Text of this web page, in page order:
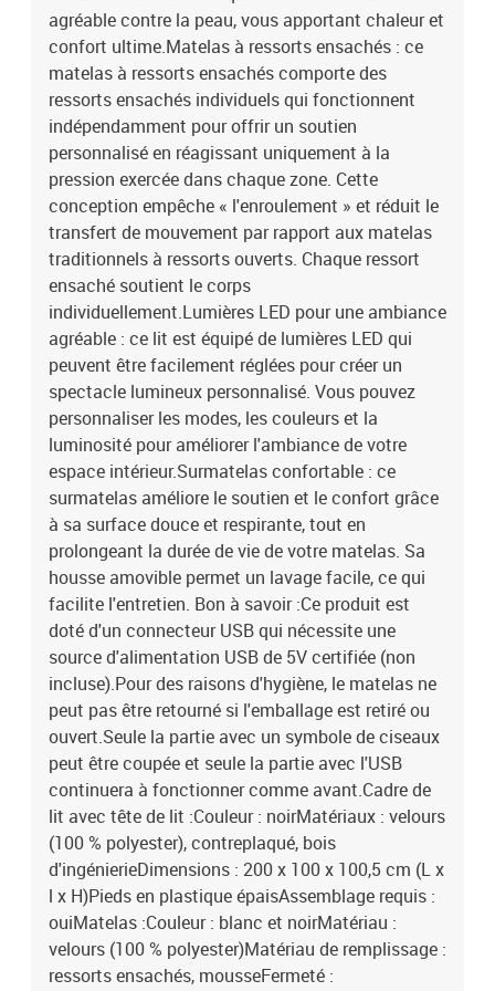
200 x 5 cm (l x L x H)Housse amovible et lavableBande LED
:Longueur : 55 cmTension : c.c. 5 VLongueur du câble USB : 150
cmLongueur du câble d'alimentation : 30 cmIndice IP : IP65Avec
symbole de coupe à ciseauxLa livraison contient :1 x cadre de lit1
x tête de lit1 x matelas1 x surmatelas1 x Bande LED
agréable contre la peau, vous apportant chaleur et
confort ultime.Matelas à ressorts ensachés : ce
matelas à ressorts ensachés comporte des
ressorts ensachés individuels qui fonctionnent
indépendamment pour offrir un soutien
personnalisé en réagissant uniquement à la
pression exercée dans chaque zone. Cette
conception empêche « l'enroulement » et réduit le
transfert de mouvement par rapport aux matelas
traditionnels à ressorts ouverts. Chaque ressort
ensaché soutient le corps
individuellement.Lumières LED pour une ambiance
agréable : ce lit est équipé de lumières LED qui
peuvent être facilement réglées pour créer un
spectacle lumineux personnalisé. Vous pouvez
personnaliser les modes, les couleurs et la
luminosité pour améliorer l'ambiance de votre
espace intérieur.Surmatelas confortable : ce
surmatelas améliore le soutien et le confort grâce
à sa surface douce et respirante, tout en
prolongeant la durée de vie de votre matelas. Sa
housse amovible permet un lavage facile, ce qui
facilite l'entretien. Bon à savoir :Ce produit est
doté d'un connecteur USB qui nécessite une
source d'alimentation USB de 5V certifiée (non
incluse).Pour des raisons d'hygiène, le matelas ne
peut pas être retourné si l'emballage est retiré ou
ouvert.Seule la partie avec un symbole de ciseaux
peut être coupée et seule la partie avec l'USB
continuera à fonctionner comme avant.Cadre de
lit avec tête de lit :Couleur : noirMatériaux : velours
(100 % polyester), contreplaqué, bois
d'ingénierieDimensions : 200 x 100 x 100,5 cm (L x
l x H)Pieds en plastique épaisAssemblage requis :
ouiMatelas :Couleur : blanc et noirMatériau :
velours (100 % polyester)Matériau de remplissage :
ressorts ensachés, mousseFermeté :